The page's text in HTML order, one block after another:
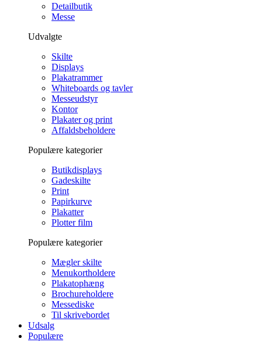
Detailbutik
Messe
Udvalgte
Skilte
Displays
Plakatrammer
Whiteboards og tavler
Messeudstyr
Kontor
Plakater og print
Affaldsbeholdere
Populære kategorier
Butikdisplays
Gadeskilte
Print
Papirkurve
Plakatter
Plotter film
Populære kategorier
Mægler skilte
Menukortholdere
Plakatophæng
Brochureholdere
Messediske
Til skrivebordet
Udsalg
Populære